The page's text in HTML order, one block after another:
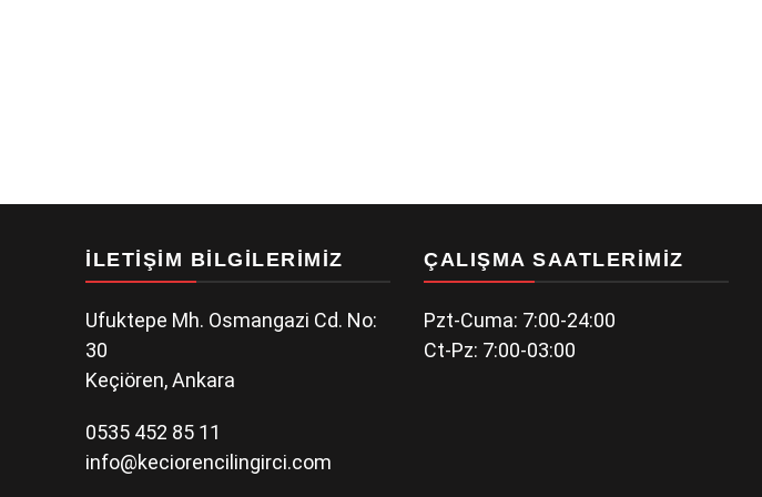
İLETIŞIM BILGILERIMIZ
Ufuktepe Mh. Osmangazi Cd. No:
30
Keçiören, Ankara
0535 452 85 11
info@keciorencilingirci.com
ÇALIŞMA SAATLERIMIZ
Pzt-Cuma: 7:00-24:00
Ct-Pz: 7:00-03:00